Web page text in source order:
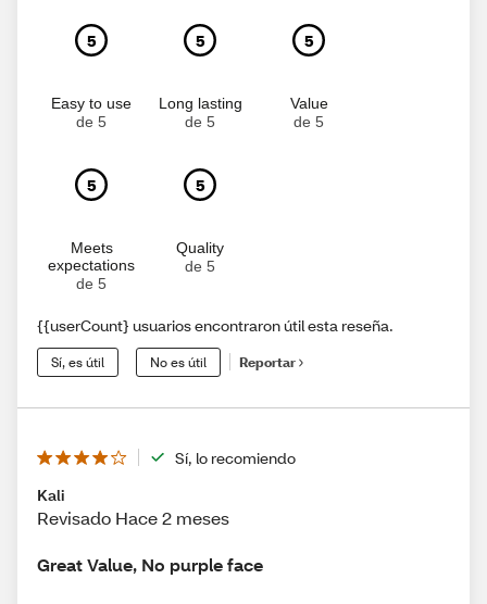
5
Easy to use
de 5
5
Long lasting
de 5
5
Value
de 5
5
Meets
expectations
de 5
5
Quality
de 5
{{userCount} usuarios encontraron útil esta reseña.
Sí, es útil No es útil Reportar
Sí, lo recomiendo
Kali
Revisado Hace 2 meses
Great Value, No purple face